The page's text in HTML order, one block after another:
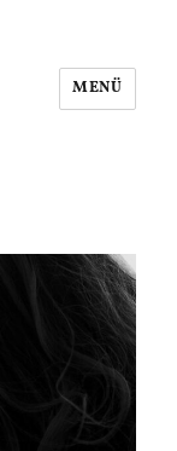
MENÜ